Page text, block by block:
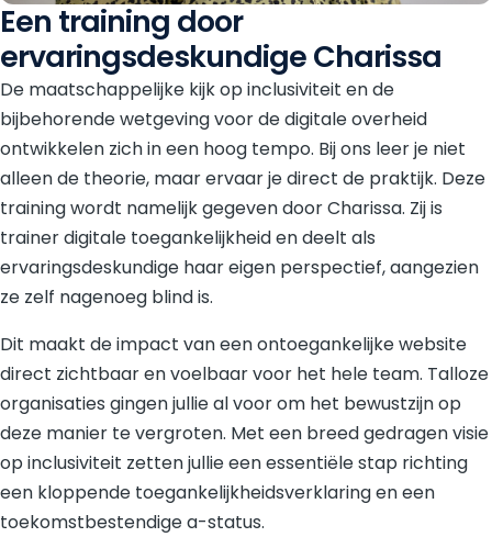
Een training door
ervaringsdeskundige Charissa
De maatschappelijke kijk op inclusiviteit en de
bijbehorende wetgeving voor de digitale overheid
ontwikkelen zich in een hoog tempo. Bij ons leer je niet
alleen de theorie, maar ervaar je direct de praktijk. Deze
training wordt namelijk gegeven door Charissa. Zij is
trainer digitale toegankelijkheid en deelt als
ervaringsdeskundige haar eigen perspectief, aangezien
ze zelf nagenoeg blind is.
Dit maakt de impact van een ontoegankelijke website
direct zichtbaar en voelbaar voor het hele team. Talloze
organisaties gingen jullie al voor om het bewustzijn op
deze manier te vergroten. Met een breed gedragen visie
op inclusiviteit zetten jullie een essentiële stap richting
een kloppende toegankelijkheidsverklaring en een
toekomstbestendige a-status.